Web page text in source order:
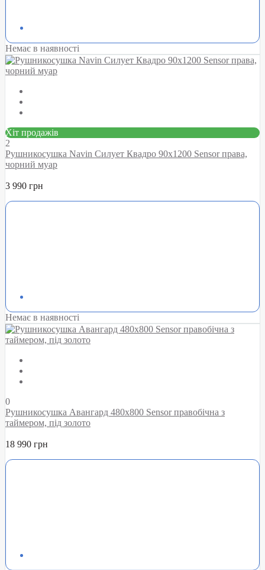
Немає в наявності
Хіт продажів
2
Рушникосушка Navin Силует Квадро 90х1200 Sensor права,
чорний муар
3 990 грн
Немає в наявності
0
Рушникосушка Авангард 480х800 Sensor правобічна з
таймером, під золото
18 990 грн